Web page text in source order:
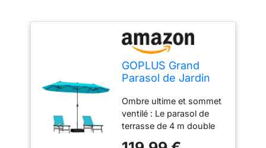
métalliques et une
serrure de sûreté. Ainsi, il
offrira une force et un
soutien parfaits pour
stabilité et une sécurité
élevée. Base de parasol
supplémentaire et sacs
de sable : Le parasol de
GOPLUS Grand
Parasol de Jardin
4M Parasol
Rectangulaire
Double Face pour 6
Personnes, avec
Ombre ultime et sommet
ventilé : Le parasol de
terrasse de 4 m double